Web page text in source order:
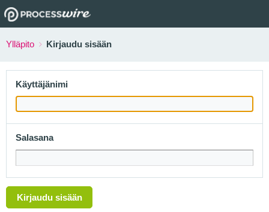
Ylläpito Kirjaudu sisään
Käyttäjänimi
Salasana
Kirjaudu sisään